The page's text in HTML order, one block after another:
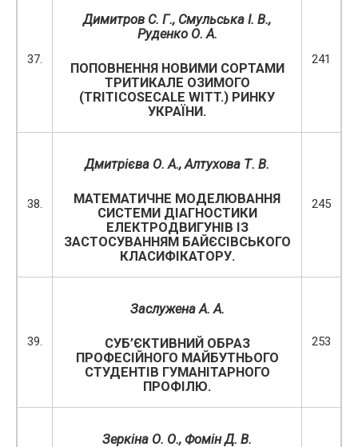
37.
Димитров С. Г., Смульська І. В.,
Руденко О. А.
ПОПОВНЕННЯ НОВИМИ СОРТАМИ
ТРИТИКАЛЕ ОЗИМОГО
(TRITICOSECALE WITT.) РИНКУ
УКРАЇНИ.
241
38.
Дмитрієва О. А., Алтухова Т. В.
МАТЕМАТИЧНЕ МОДЕЛЮВАННЯ
СИСТЕМИ ДІАГНОСТИКИ
ЕЛЕКТРОДВИГУНІВ ІЗ
ЗАСТОСУВАННЯМ БАЙЄСІВСЬКОГО
КЛАСИФІКАТОРУ.
245
39.
Заслужена А. А.
СУБ’ЄКТИВНИЙ ОБРАЗ
ПРОФЕСІЙНОГО МАЙБУТНЬОГО
СТУДЕНТІВ ГУМАНІТАРНОГО
ПРОФІЛЮ.
253
Зеркіна О. О., Фомін Д. В.